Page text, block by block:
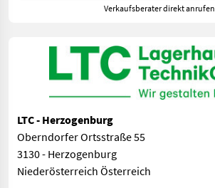
Verkaufsberater direkt anrufen
LTC - Herzogenburg
Oberndorfer Ortsstraße 55
3130 - Herzogenburg
Niederösterreich Österreich